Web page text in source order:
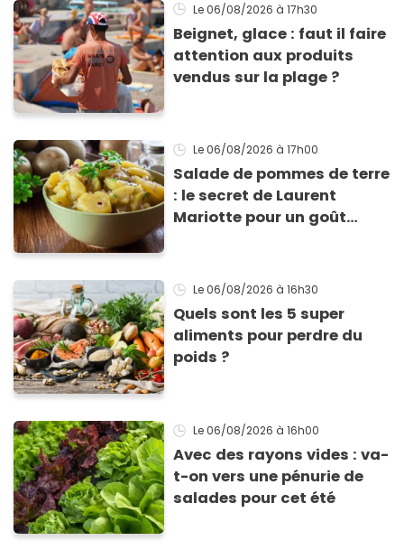
Le 06/08/2026 à 17h30
Beignet, glace : faut il faire
attention aux produits
vendus sur la plage ?
Le 06/08/2026 à 17h00
Salade de pommes de terre
: le secret de Laurent
Mariotte pour un goût
Le 06/08/2026 à 16h30
Quels sont les 5 super
aliments pour perdre du
poids ?
Le 06/08/2026 à 16h00
Avec des rayons vides : va-
t-on vers une pénurie de
salades pour cet été